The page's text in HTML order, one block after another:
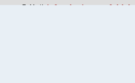
E-Mail:info@kreis-coesfeld.de